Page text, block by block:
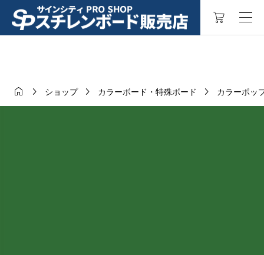
  ショップ  カラーボード・特殊ボード  カラーポッ